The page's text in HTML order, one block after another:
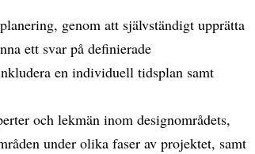
genom att självständigt upprätta
ett svar på definierade
en individuell tidsplan samt
och lekmän inom designområdets,
under olika faser av projektet, samt